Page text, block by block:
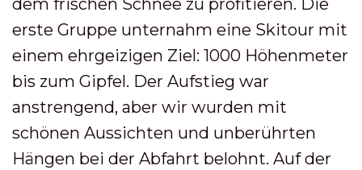
dem frischen Schnee zu profitieren. Die
erste Gruppe unternahm eine Skitour mit
einem ehrgeizigen Ziel: 1000 Höhenmeter
bis zum Gipfel. Der Aufstieg war
anstrengend, aber wir wurden mit
schönen Aussichten und unberührten
Hängen bei der Abfahrt belohnt. Auf der